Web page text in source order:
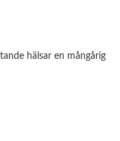
hälsar en mångårig